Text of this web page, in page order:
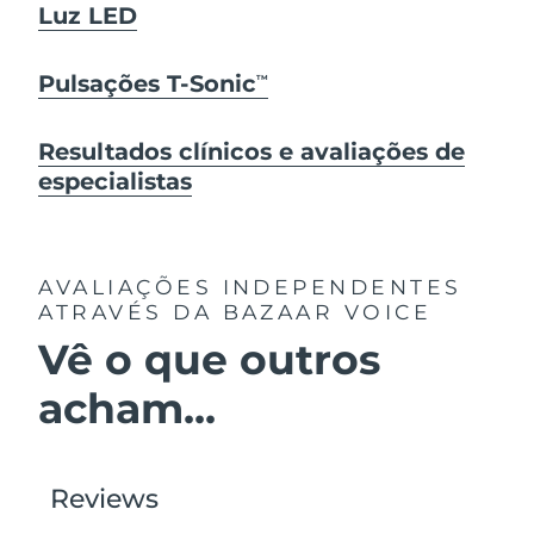
Luz LED
Pulsações T-SonicTM
Resultados clínicos e avaliações de
especialistas
AVALIAÇÕES INDEPENDENTES
ATRAVÉS DA BAZAAR VOICE
Vê o que outros
acham...